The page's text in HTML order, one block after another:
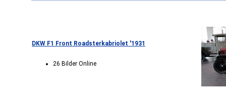
DKW F1 Front Roadsterkabriolet '1931
26 Bilder Online